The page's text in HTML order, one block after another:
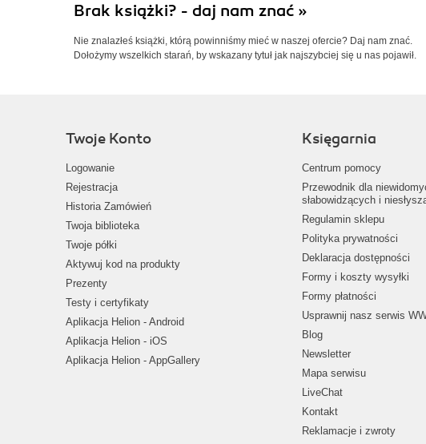
Brak książki? - daj nam znać »
Nie znalazłeś książki, którą powinniśmy mieć w naszej ofercie? Daj nam znać.
Dołożymy wszelkich starań, by wskazany tytuł jak najszybciej się u nas pojawił.
Twoje Konto
Logowanie
Rejestracja
Historia Zamówień
Twoja biblioteka
Twoje półki
Aktywuj kod na produkty
Prezenty
Testy i certyfikaty
Aplikacja Helion - Android
Aplikacja Helion - iOS
Aplikacja Helion - AppGallery
Księgarnia
Centrum pomocy
Przewodnik dla
słabowidzących i
Regulamin sklepu
Polityka prywatności
Deklaracja dostępności
Formy i koszty wysyłki
Formy płatności
Usprawnij nasz serwis
Blog
Newsletter
Mapa serwisu
LiveChat
Kontakt
Reklamacje i zwroty